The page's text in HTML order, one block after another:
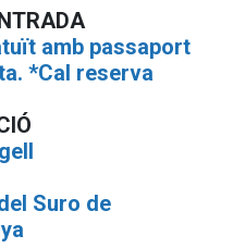
amb passaport
*Cal reserva
Suro de